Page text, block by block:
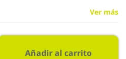
Ver más
Añadir al carrito